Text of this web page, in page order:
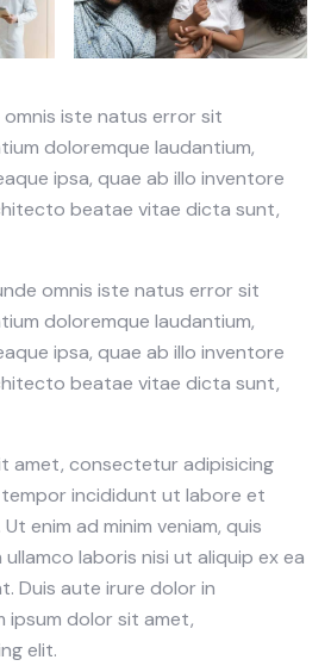
iste natus error sit
doloremque laudantium,
ipsa, quae ab illo inventore
beatae vitae dicta sunt,
omnis iste natus error sit
doloremque laudantium,
ipsa, quae ab illo inventore
beatae vitae dicta sunt,
amet, consectetur adipisicing
incididunt ut labore et
enim ad minim veniam, quis
laboris nisi ut aliquip ex ea
Duis aute irure dolor in
ipsum dolor sit amet,
elit.